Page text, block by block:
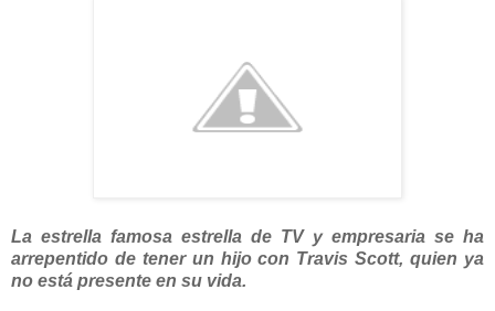
La estrella famosa estrella de TV y empresaria se ha
arrepentido de tener un hijo con Travis Scott, quien ya
no está presente en su vida.